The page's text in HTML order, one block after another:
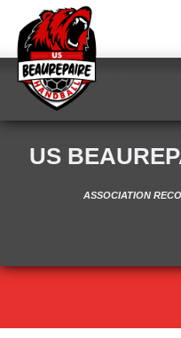
US
ASSOCIATION
Panneau de gestion des